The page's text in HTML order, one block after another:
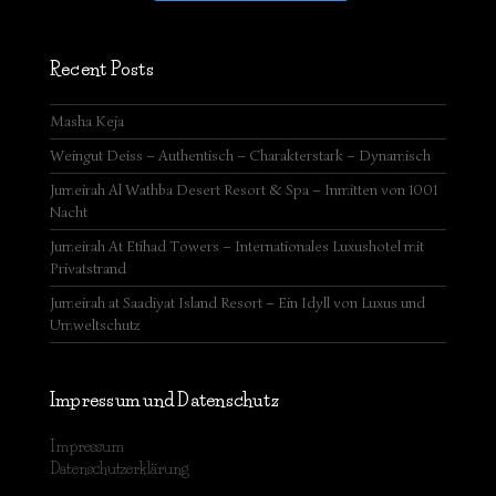
Recent Posts
Masha Keja
Weingut Deiss – Authentisch – Charakterstark – Dynamisch
Jumeirah Al Wathba Desert Resort & Spa – Inmitten von 1001
Nacht
Jumeirah At Etihad Towers – Internationales Luxushotel mit
Privatstrand
Jumeirah at Saadiyat Island Resort – Ein Idyll von Luxus und
Umweltschutz
Impressum und Datenschutz
Impressum
Datenschutzerklärung